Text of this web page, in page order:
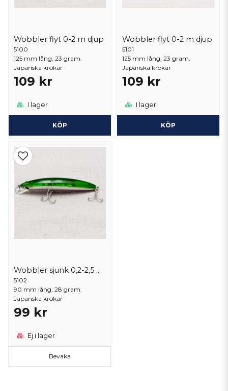
Wobbler flyt 0-2 m djup
5100
125 mm lång, 23 gram.
Japanska krokar
109 kr
I lager
KÖP
Wobbler flyt 0-2 m djup
5101
125 mm lång, 23 gram.
Japanska krokar
109 kr
I lager
KÖP
Wobbler sjunk 0,2-2,5 m djup
5102
90 mm lång, 28 gram.
Japanska krokar
99 kr
Ej i lager
Bevaka